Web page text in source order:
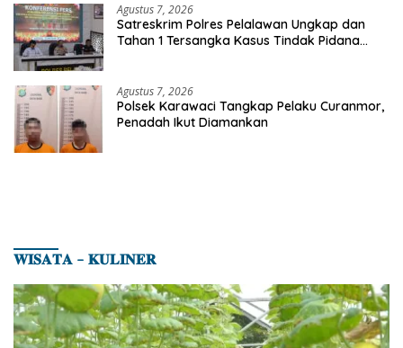
Agustus 7, 2026
Satreskrim Polres Pelalawan Ungkap dan
Tahan 1 Tersangka Kasus Tindak Pidana
Agustus 7, 2026
Polsek Karawaci Tangkap Pelaku Curanmor,
Penadah Ikut Diamankan
𝐖𝐈𝐒𝐀𝐓𝐀 – 𝐊𝐔𝐋𝐈𝐍𝐄𝐑